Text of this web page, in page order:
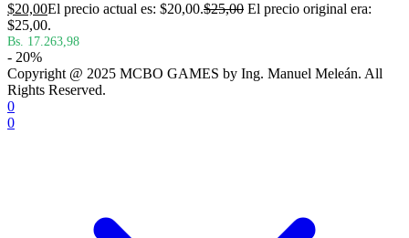
$20,00El precio actual es: $20,00.$25,00 El precio original era:
$25,00.
Bs. 17.263,98
- 20%
Copyright @ 2025 MCBO GAMES by Ing. Manuel Meleán. All
Rights Reserved.
0
0